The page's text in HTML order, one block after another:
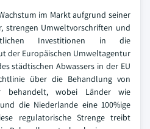
im Markt aufgrund seiner
strengen Umweltvorschriften und
Investitionen in die
der Europäischen Umweltagentur
städtischen Abwassers in der EU
über die Behandlung von
behandelt, wobei Länder wie
die Niederlande eine 100%ige
regulatorische Strenge treibt